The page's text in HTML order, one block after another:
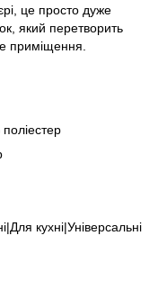
це просто дуже
який перетворить
приміщення.
кухні|Універсальні